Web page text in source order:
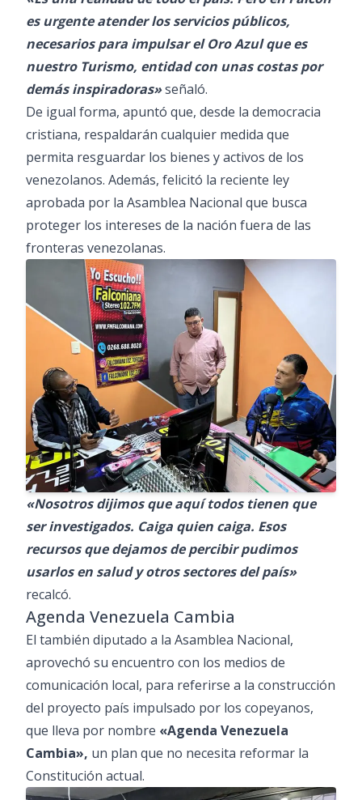
es urgente atender los servicios públicos,
necesarios para impulsar el Oro Azul que es
nuestro Turismo, entidad con unas costas por
demás inspiradoras»señaló.
De igual forma, apuntó que, desde la democracia
cristiana, respaldarán cualquier medida que
permita resguardar los bienes y activos de los
venezolanos. Además, felicitó la reciente ley
aprobada por la Asamblea Nacional que busca
proteger los intereses de la nación fuera de las
fronteras venezolanas.
«Nosotros dijimos que aquí todos tienen que
ser investigados. Caiga quien caiga. Esos
recursos que dejamos de percibir pudimos
usarlos en salud y otros sectores del país»
recalcó.
Agenda Venezuela Cambia
El también diputado a la Asamblea Nacional,
aprovechó su encuentro con los medios de
comunicación local, para referirse a la construcción
del proyecto país impulsado por los copeyanos,
que lleva por nombre «Agenda Venezuela
Cambia», un plan que no necesita reformar la
Constitución actual.